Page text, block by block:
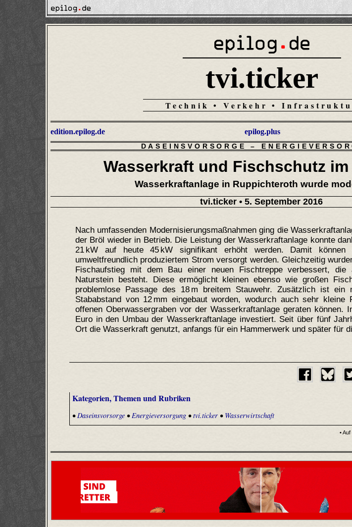
tvi.ticker
Technik • Verkehr •
edition.epilog.de epilog.plus
DASEINSVORSORGE –
Wasserkraft und Fischschutz
Wasserkraftanlage in Ruppichteroth wurde
tvi.ticker • 5. September 2016
Nach umfassenden Modernisierungsmaßnahmen ging die
der Bröl wieder in Betrieb. Die Leistung der Wasserkraftanlage konnte
21 kW auf heute 45 kW signifikant erhöht werden. Damit
umweltfreundlich produziertem Strom versorgt werden. Gleichzeitig
Fischaufstieg mit dem Bau einer neuen Fischtreppe verbessert, die
Naturstein besteht. Diese ermöglicht kleinen ebenso wie großen
problemlose Passage des 18 m breitem Stauwehr. Zusätzlich ist ein
Stababstand von 12 mm eingebaut worden, wodurch auch sehr
offenen Oberwassergraben vor der Wasserkraftanlage geraten können.
Euro in den Umbau der Wasserkraftanlage investiert. Seit über fünf
Ort die Wasserkraft genutzt, anfangs für ein Hammerwerk und später für
Kategorien, Themen und Rubriken
•Daseinsvorsorge •Energieversorgung •tvi.ticker • Wasserwirtschaft
•